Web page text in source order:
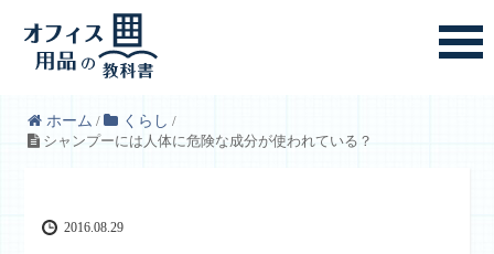
ホーム / くらし /
シャンプーには人体に危険な成分が使われている？
2016.08.29